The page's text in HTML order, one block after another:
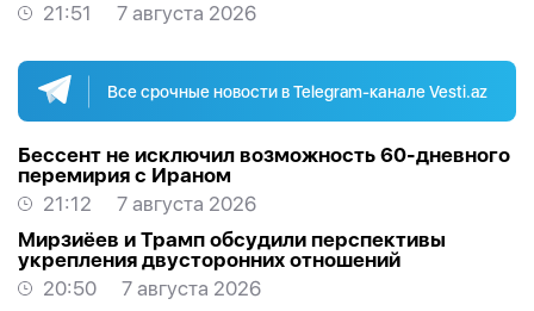
21:51
7 августа 2026
Все срочные новости в Telegram-канале Vesti.az
Бессент не исключил возможность 60-дневного
перемирия с Ираном
21:12
7 августа 2026
Мирзиёев и Трамп обсудили перспективы
укрепления двусторонних отношений
20:50
7 августа 2026